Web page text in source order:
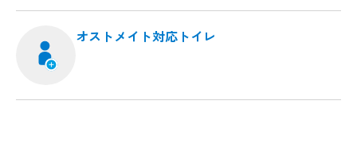
オストメイト対応トイレ